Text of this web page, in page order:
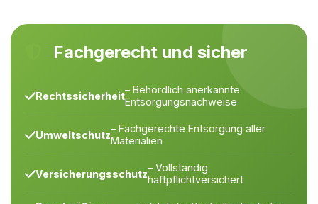
Fachgerecht und sicher
Rechtssicherheit– Behördlich anerkannte
Entsorgungsnachweise
Umweltschutz– Fachgerechte Entsorgung aller
Materialien
Versicherungsschutz– Vollständig
haftpflichtversichert